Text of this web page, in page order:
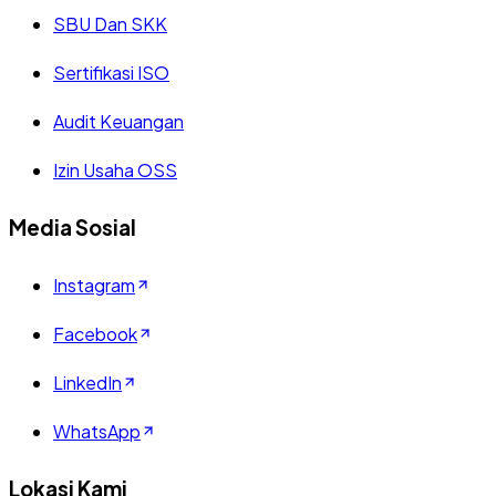
SBU Dan SKK
Sertifikasi ISO
Audit Keuangan
Izin Usaha OSS
Media Sosial
Instagram
Facebook
LinkedIn
WhatsApp
Lokasi Kami